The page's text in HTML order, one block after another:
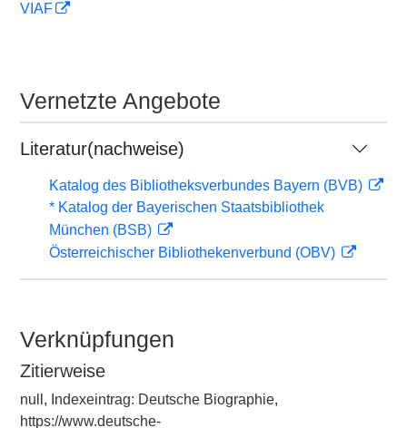
VIAF
Vernetzte Angebote
Literatur(nachweise)
Katalog des Bibliotheksverbundes Bayern (BVB)
* Katalog der Bayerischen Staatsbibliothek
München (BSB)
Österreichischer Bibliothekenverbund (OBV)
Verknüpfungen
Zitierweise
null, Indexeintrag: Deutsche Biographie,
https://www.deutsche-